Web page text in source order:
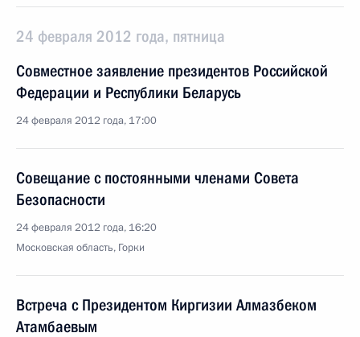
24 февраля 2012 года, пятница
Совместное заявление президентов Российской
Федерации и Республики Беларусь
24 февраля 2012 года, 17:00
Совещание с постоянными членами Совета
Безопасности
24 февраля 2012 года, 16:20
Московская область, Горки
Встреча с Президентом Киргизии Алмазбеком
Атамбаевым